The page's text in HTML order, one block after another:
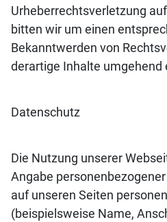
Urheberrechtsverletzung
bitten wir um einen
Bekanntwerden von
derartige Inhalte umgehend
Datenschutz
Die Nutzung unserer
Angabe
auf unseren Seiten
(beispielsweise Name,